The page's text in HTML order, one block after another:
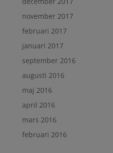
november 2017
februari 2017
januari 2017
september 2016
augusti 2016
maj 2016
april 2016
mars 2016
februari 2016